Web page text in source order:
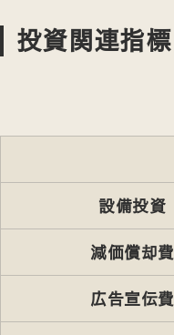
投資関連指標
設備投資
減価償却費
広告宣伝費